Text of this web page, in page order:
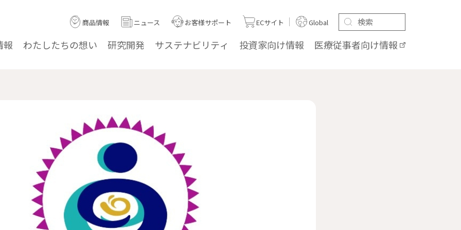
報 わたしたちの想い 研究開発 サステナビリティ 投資家向け情報 医療従事者向け情報
商品情報 ニュース お客様サポート ECサイト Global